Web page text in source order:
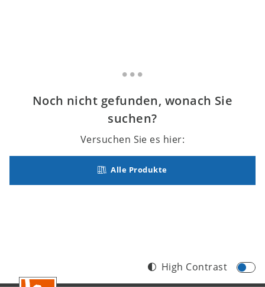
Noch nicht gefunden, wonach Sie
suchen?
Versuchen Sie es hier:
Alle Produkte
Footer
High Contrast